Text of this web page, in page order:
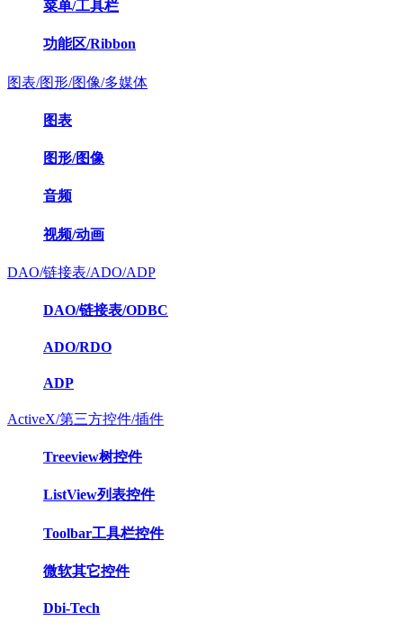
菜单/工具栏
功能区/Ribbon
图表/图形/图像/多媒体
图表
图形/图像
音频
视频/动画
DAO/链接表/ADO/ADP
DAO/链接表/ODBC
ADO/RDO
ADP
ActiveX/第三方控件/插件
Treeview树控件
ListView列表控件
Toolbar工具栏控件
微软其它控件
Dbi-Tech